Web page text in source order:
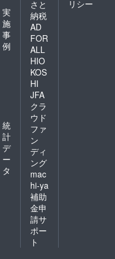
実
施
事
例
統
計
デ
ー
タ
さと
納税
AD
FOR
ALL
HIO
KOS
HI
JFA
クラ
ウド
ファ
ン
ディ
ング
mac
hi-ya
補助
金申
請サ
ポー
ト
リシー